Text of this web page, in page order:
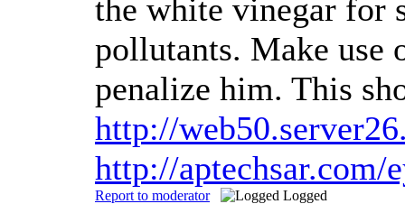
the white vinegar for
pollutants. Make use
penalize him. This
http://
http://
Report to moderator Logged